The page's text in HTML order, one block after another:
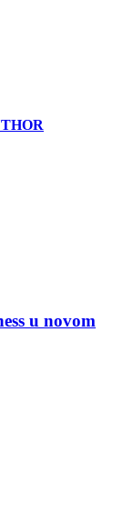
u novom